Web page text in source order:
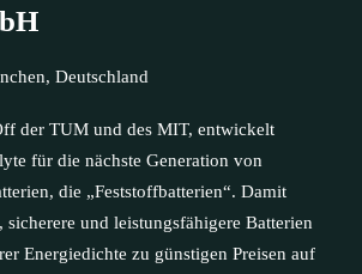
Deutschland
der TUM und des MIT, entwickelt
für die nächste Generation von
die „Feststoffbatterien“. Damit
und leistungsfähigere Batterien
Energiedichte zu günstigen Preisen auf